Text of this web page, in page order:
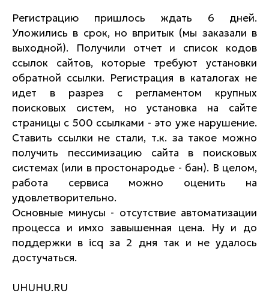
Регистрацию пришлось ждать 6 дней.
Уложились в срок, но впритык (мы заказали в
выходной). Получили отчет и список кодов
ссылок сайтов, которые требуют установки
обратной ссылки. Регистрация в каталогах не
идет в разрез с регламентом крупных
поисковых систем, но установка на сайте
страницы с 500 ссылками - это уже нарушение.
Ставить ссылки не стали, т.к. за такое можно
получить пессимизацию сайта в поисковых
системах (или в простонародье - бан). В целом,
работа сервиса можно оценить на
удовлетворительно.
Основные минусы - отсутствие автоматизации
процесса и имхо завышенная цена. Ну и до
поддержки в icq за 2 дня так и не удалось
достучаться.
UHUHU.RU